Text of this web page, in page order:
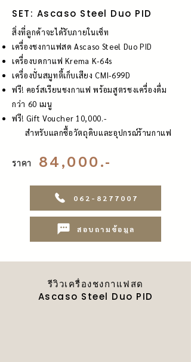
SET: Ascaso Steel Duo PID
สิ่งที่ลูกค้าจะได้รับภายในเซ็ท
เครื่องชงกาแฟสด Ascaso Steel Duo PID
เครื่องบดกาแฟ Krema K-64s
เครื่องปั่นสมูทตี้เก็บเสียง CMI-699D
ฟรี! คอร์สเรียนชงกาแฟ พร้อมสูตรชงเครื่องดื่ม
กว่า 60 เมนู
ฟรี! Gift Voucher 10,000.-
สำหรับแลกซื้อวัตถุดิบและอุปกรณ์ร้านกาแฟ
ราคา 84,000.-
062-8277007
สอบถามข้อมูล
รีวิวเครื่องชงกาแฟสด
Ascaso Steel Duo PID